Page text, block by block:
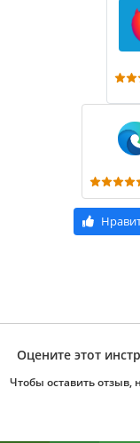
Оцените этот
Чтобы оставить отзыв,